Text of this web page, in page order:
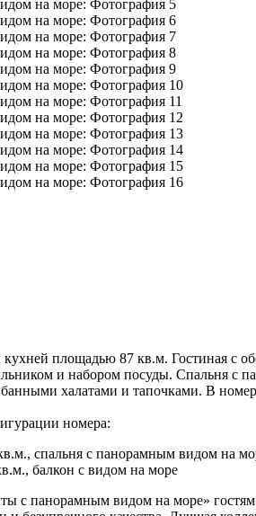
площадью 87 кв.м. Гостиная с
и набором посуды. Спальня с
халатами и тапочками. В
номера:
спальня с панорамным видом на
балкон с видом на море
с панорамным видом на море»